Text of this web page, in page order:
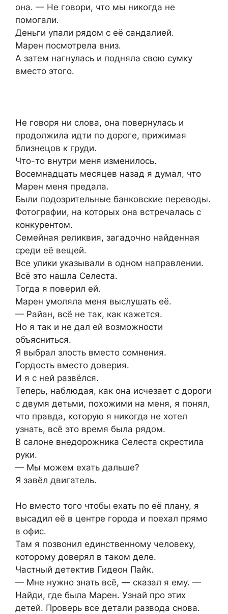
она. — Не говори, что мы никогда не
помогали.
Деньги упали рядом с её сандалией.
Марен посмотрела вниз.
А затем нагнулась и подняла свою сумку
вместо этого.
Не говоря ни слова, она повернулась и
продолжила идти по дороге, прижимая
близнецов к груди.
Что-то внутри меня изменилось.
Восемнадцать месяцев назад я думал, что
Марен меня предала.
Были подозрительные банковские переводы.
Фотографии, на которых она встречалась с
конкурентом.
Семейная реликвия, загадочно найденная
среди её вещей.
Все улики указывали в одном направлении.
Всё это нашла Селеста.
Тогда я поверил ей.
Марен умоляла меня выслушать её.
— Райан, всё не так, как кажется.
Но я так и не дал ей возможности
объясниться.
Я выбрал злость вместо сомнения.
Гордость вместо доверия.
И я с ней развёлся.
Теперь, наблюдая, как она исчезает с дороги
с двумя детьми, похожими на меня, я понял,
что правда, которую я никогда не хотел
узнать, всё это время была рядом.
В салоне внедорожника Селеста скрестила
руки.
— Мы можем ехать дальше?
Я завёл двигатель.
Но вместо того чтобы ехать по её плану, я
высадил её в центре города и поехал прямо
в офис.
Там я позвонил единственному человеку,
которому доверял в таком деле.
Частный детектив Гидеон Пайк.
— Мне нужно знать всё, — сказал я ему. —
Найди, где была Марен. Узнай про этих
детей. Проверь все детали развода снова.